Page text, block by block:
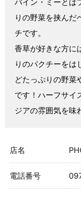
りの野菜を挟んだ
チです。
香草が好きな方に
りのパクチーをは
どたっぷりの野菜
です！ハーフサイ
ジアの雰囲気を味
店名
電話番号